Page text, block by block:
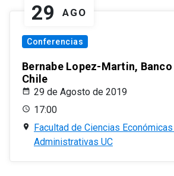
29 AGO
Conferencias
Bernabe Lopez-Martin,
Chile
29 de Agosto de 2019
17:00
Facultad de Ciencias
Administrativas UC